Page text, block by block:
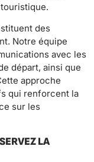
des
Notre équipe
avec les
départ, ainsi que
approche
qui renforcent la
sur les
LA